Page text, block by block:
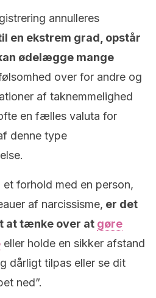
annulleres
en ekstrem grad, opstår
ødelægge mange
over for andre og
af taknemmelighed
en fælles valuta for
denne type
forhold med en person,
af narcissisme, er det
at tænke over at gøre
eller holde en sikker afstand
dårligt tilpas eller se dit
ned”.